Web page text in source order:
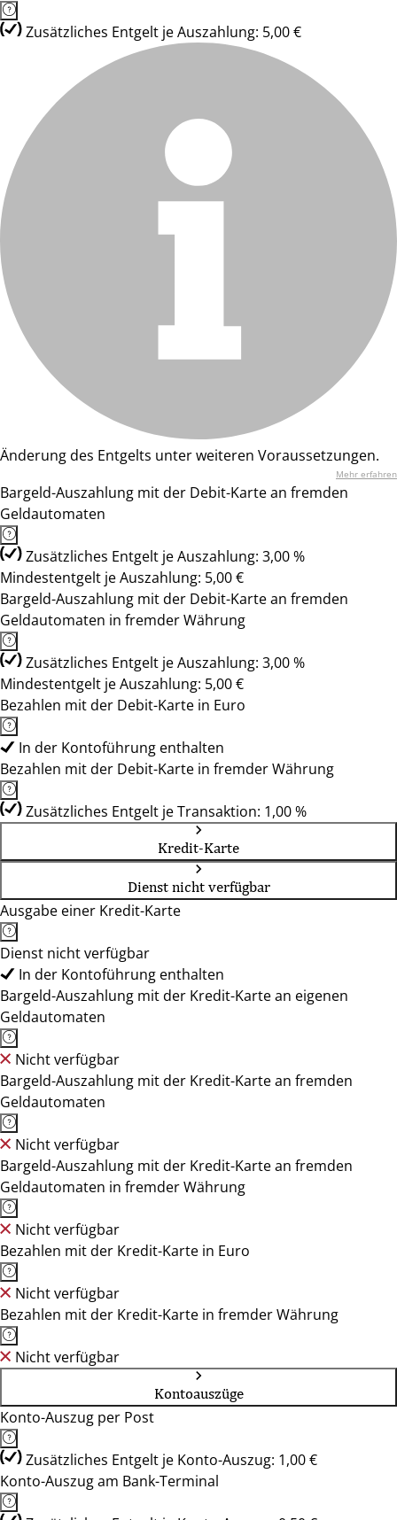
Zusätzliches Entgelt je Auszahlung: 5,00 €
Änderung des Entgelts unter weiteren Voraussetzungen.
Mehr erfahren
Bargeld-Auszahlung mit der Debit-Karte an fremden
Geldautomaten
Zusätzliches Entgelt je Auszahlung: 3,00 %
Mindestentgelt je Auszahlung: 5,00 €
Bargeld-Auszahlung mit der Debit-Karte an fremden
Geldautomaten in fremder Währung
Zusätzliches Entgelt je Auszahlung: 3,00 %
Mindestentgelt je Auszahlung: 5,00 €
Bezahlen mit der Debit-Karte in Euro
In der Kontoführung enthalten
Bezahlen mit der Debit-Karte in fremder Währung
Zusätzliches Entgelt je Transaktion: 1,00 %
Kredit-Karte
Dienst nicht verfügbar
Ausgabe einer Kredit-Karte
Dienst nicht verfügbar
In der Kontoführung enthalten
Bargeld-Auszahlung mit der Kredit-Karte an eigenen
Geldautomaten
Nicht verfügbar
Bargeld-Auszahlung mit der Kredit-Karte an fremden
Geldautomaten
Nicht verfügbar
Bargeld-Auszahlung mit der Kredit-Karte an fremden
Geldautomaten in fremder Währung
Nicht verfügbar
Bezahlen mit der Kredit-Karte in Euro
Nicht verfügbar
Bezahlen mit der Kredit-Karte in fremder Währung
Nicht verfügbar
Kontoauszüge
Konto-Auszug per Post
Zusätzliches Entgelt je Konto-Auszug: 1,00 €
Konto-Auszug am Bank-Terminal